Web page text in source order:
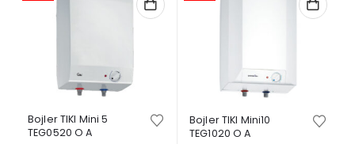
Bojler TIKI Mini 5
TEG0520 O A
Bojler TIKI Mini10
TEG1020 O A